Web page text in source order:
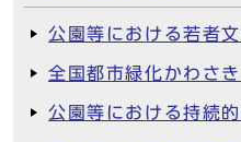
公園等における若者
全国都市緑化かわさ
公園等における持続